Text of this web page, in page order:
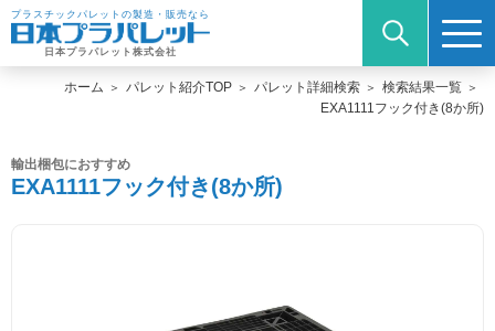
プラスチックパレットの製造・販売なら
日本プラパレット株式会社
ホーム パレット紹介TOP パレット詳細検索
検索結果一覧
EXA1111フック付き(8か所)
輸出梱包におすすめ
EXA1111フック付き(8か所)